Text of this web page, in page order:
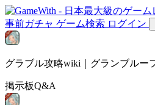
事前ガチャ ゲーム検索 ログイン
グラブル攻略wiki｜グランブルー
掲示板Q&A